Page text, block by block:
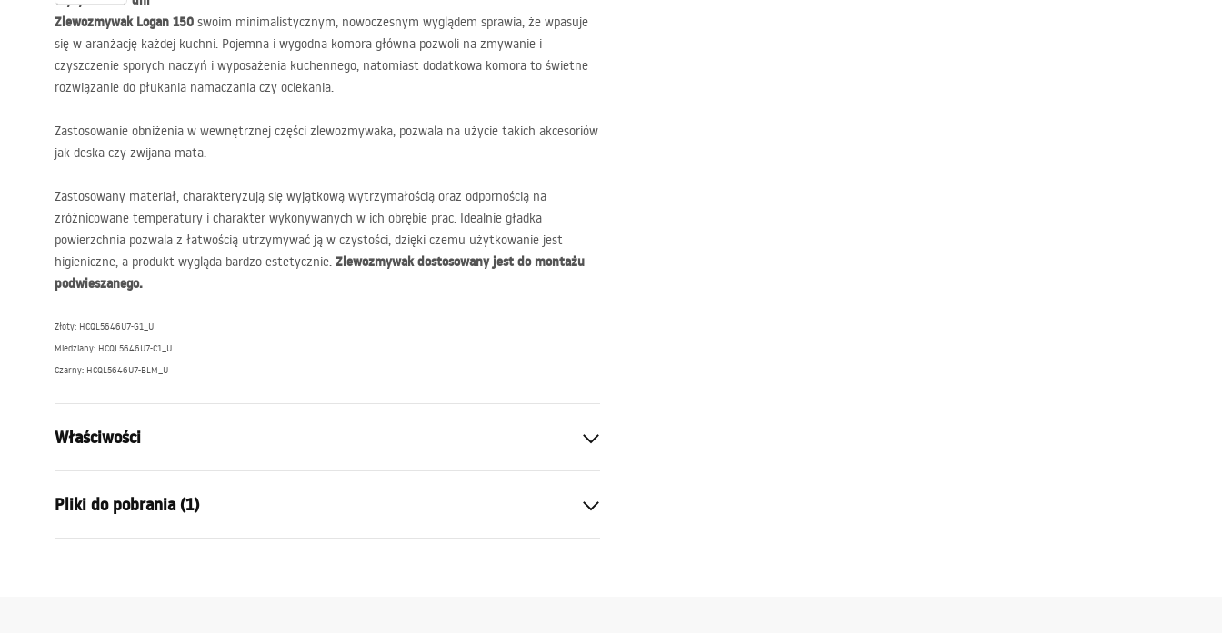
Zlewozmywak Logan 150 swoim minimalistycznym, nowoczesnym wyglądem sprawia, że wpasuje
się w aranżację każdej kuchni. Pojemna i wygodna komora główna pozwoli na zmywanie i
czyszczenie sporych naczyń i wyposażenia kuchennego, natomiast dodatkowa komora to świetne
rozwiązanie do płukania namaczania czy ociekania.
Zastosowanie obniżenia w wewnętrznej części zlewozmywaka, pozwala na użycie takich akcesoriów
jak deska czy zwijana mata.
Zastosowany materiał, charakteryzują się wyjątkową wytrzymałością oraz odpornością na
zróżnicowane temperatury i charakter wykonywanych w ich obrębie prac. Idealnie gładka
powierzchnia pozwala z łatwością utrzymywać ją w czystości, dzięki czemu użytkowanie jest
higieniczne, a produkt wygląda bardzo estetycznie. Zlewozmywak dostosowany jest do montażu
podwieszanego.
Złoty: HCQL5646U7-G1_U
Miedziany: HCQL5646U7-C1_U
Czarny: HCQL5646U7-BLM _U
Właściwości
Szerokość zlewozmywaka (mm)
Głębokość komory zlewozmywaka (mm)
220mm
Pliki do pobrania (1)